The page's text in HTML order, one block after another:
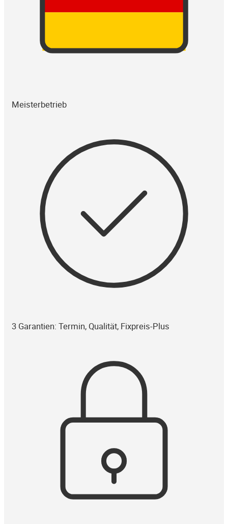
Meisterbetrieb
3 Garantien: Termin, Qualität, Fixpreis-Plus